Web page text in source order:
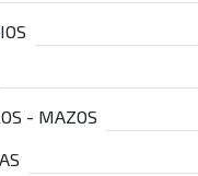
- MAZOS